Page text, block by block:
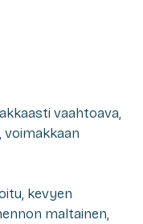
vaahtoava,
voimakkaan
kevyen
maltainen,